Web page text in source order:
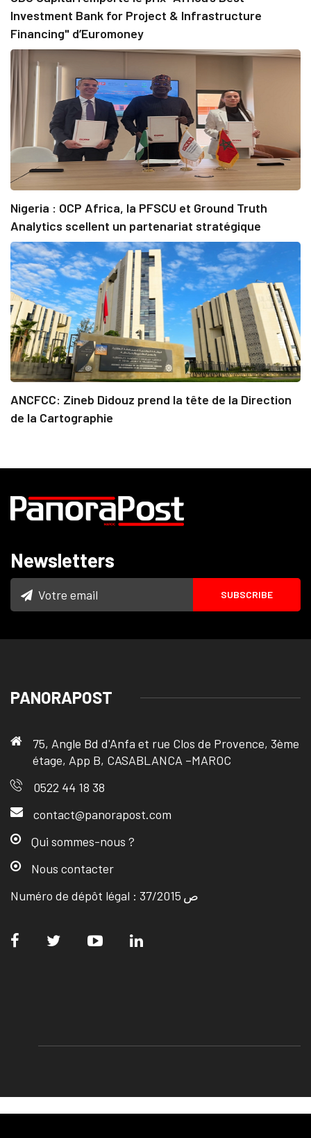
Investment Bank for Project & Infrastructure
Financing" d’Euromoney
Nigeria : OCP Africa, la PFSCU et Ground Truth
Analytics scellent un partenariat stratégique
ANCFCC: Zineb Didouz prend la tête de la Direction
de la Cartographie
Newsletters
PANORAPOST
75, Angle Bd d'Anfa et rue Clos de Provence, 3ème
étage, App B, CASABLANCA –MAROC
0522 44 18 38
contact@panorapost.com
Qui sommes-nous ?
Nous contacter
Numéro de dépôt légal : ص 37/2015